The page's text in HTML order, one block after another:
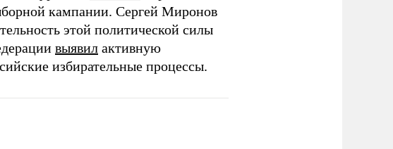
кампании. Сергей Миронов
этой политической силы
выявил активную
избирательные процессы.